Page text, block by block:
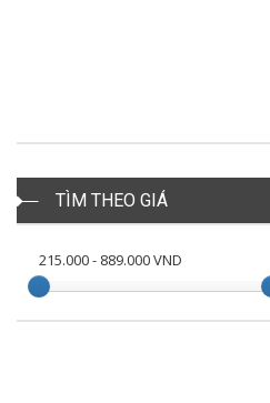
TÌM THEO GIÁ
215.000- 889.000VND